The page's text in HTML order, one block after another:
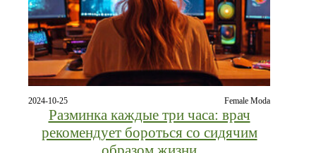
2024-10-25 Female Moda
Разминка каждые три часа: врач
рекомендует бороться со сидячим